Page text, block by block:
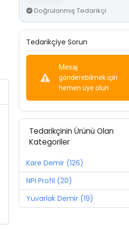
Doğrulanmış Tedarikçi
Tedarikçiye Sorun
Mesaj
gönderebilmek için
hemen üye olun
Tedarikçinin Ürünü Olan
Kategoriler
Kare Demir (126)
NPI Profil (20)
Yuvarlak Demir (19)